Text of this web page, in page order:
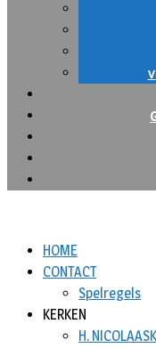
HOME
CONTACT
Spelregels
KERKEN
H.